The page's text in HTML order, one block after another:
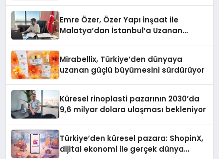
Emre Özer, Özer Yapı İnşaat ile
Malatya’dan İstanbul’a Uzanan
Mirabellix, Türkiye’den dünyaya
uzanan güçlü büyümesini sürdürüyor
Küresel rinoplasti pazarının 2030’da
9,6 milyar dolara ulaşması bekleniyor
Türkiye’den küresel pazara: ShopinX,
dijital ekonomi ile gerçek dünya